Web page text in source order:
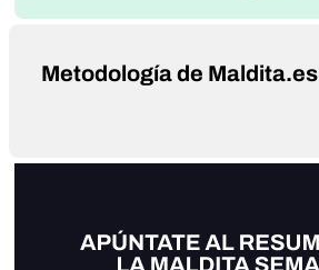
Metodología de Maldita.es